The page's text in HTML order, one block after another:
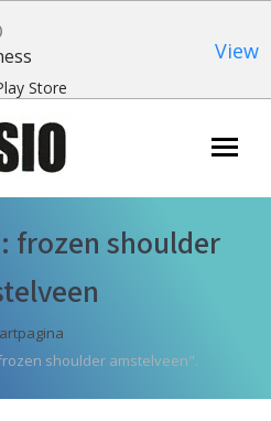
Store
View
frozen shoulder
shoulder amstelveen".